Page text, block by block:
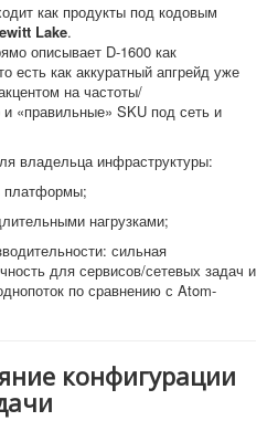
как продукты под кодовым
Lake.
описывает D-1600 как
есть как аккуратный апгрейд уже
на частоты/
«правильные» SKU под сеть и
владельца инфраструктуры:
платформы;
нагрузками;
сильная
для сервисов/сетевых задач и
по сравнению с Atom-
конфигурации